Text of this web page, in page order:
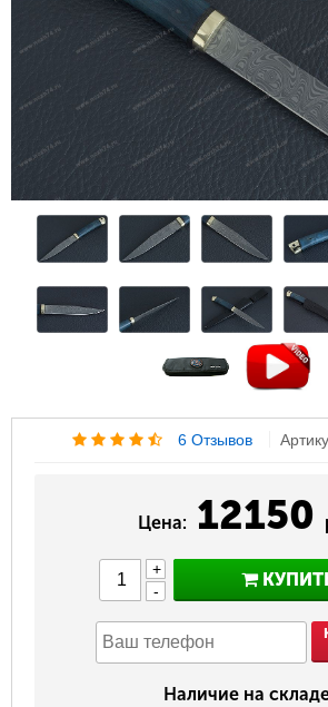
6 Отзывов
Цена: 12150
+
-
Наличие на